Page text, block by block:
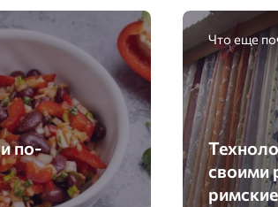
по-
Что еще
своими